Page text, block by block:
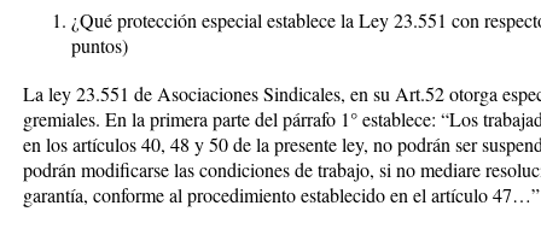
¿Qué protección especial establece la Ley 23.551 con
puntos)
La ley 23.551 de Asociaciones Sindicales, en su Art.52 otorga
gremiales. En la primera parte del párrafo 1° establece: “Los
en los artículos 40, 48 y 50 de la presente ley, no podrán ser
podrán modificarse las condiciones de trabajo, si no mediare
garantía, conforme al procedimiento establecido en el artículo 47…”